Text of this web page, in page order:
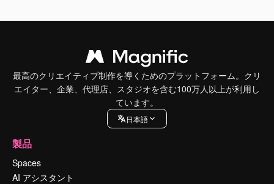
最高のクリエイティブ制作を導くためのプラットフォーム。クリ
エイター、企業、代理店、スタジオを含む100万人以上が利用し
ています。
日本語
製品
Spaces
AI アシスタント